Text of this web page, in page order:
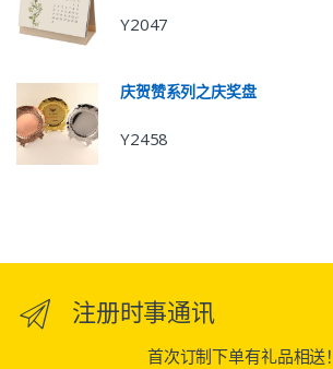
Y2047
庆贺赞系列之庆奖盘
Y2458
注册时事通讯
首次订制下单有礼品相送！